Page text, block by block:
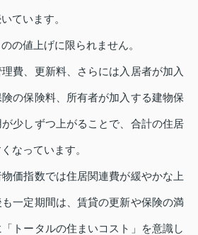
ています。
の値上げに限られません。
費、更新料、さらには入居者が加入
の保険料、所有者が加入する建物保
少しずつ上がることで、合計の住居
なっています。
価指数では住居関連費が緩やかな上
一定期間は、賃貸の更新や保険の満
トータルの住まいコスト」を意識し